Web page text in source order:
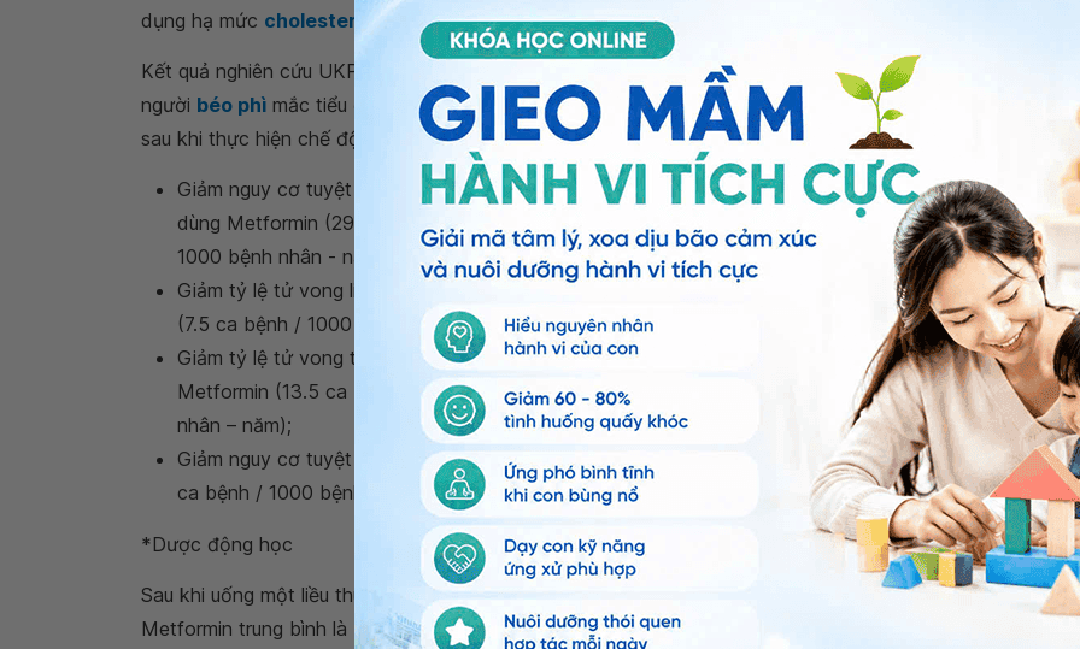
dụng hạ mức cholesterol toàn phần,cholesterol LDLvà
Kết quả nghiên cứu UKPDS đã chứng minh hiệu quả kiểm soát mức đường huyết lâu dài ở những
người béo phì mắc tiểu đường loại 2 được điều trị bởi Metformin phóng thích tức thì (được áp dụng
sau khi thực hiện chế độ ăn kiêng thất bại), cụ thể:
Giảm nguy cơ tuyệt đối mắc các biến chứng do bệnh tiểu đường loại 2: Nhóm bệnh nhân
dùng Metformin (29.8 ca bệnh / 1000 bệnh nhân - năm), nhóm ăn kiêng (43.3 ca bệnh /
1000 bệnh nhân - năm);
Giảm tỷ lệ tử vong liên quan đến bệnh tiểu đường loại 2: Nhóm bệnh nhân dùng Metformin
(7.5 ca bệnh / 1000 bệnh nhân - năm), nhóm ăn kiêng (12.7 ca bệnh /1000 bệnh nhân – năm);
Giảm tỷ lệ tử vong toàn bộ liên quan đến bệnh tiểu đường loại 2: Nhóm bệnh nhân dùng
Metformin (13.5 ca bệnh / 1000 bệnh nhân – năm), nhóm ăn kiêng (20.6 ca bệnh / 1000 bệnh
nhân – năm);
Giảm nguy cơ tuyệt đối biến chứng
nhồi máu cơ tim : Nhóm bệnh nhân dùng Metformin (11
ca bệnh / 1000 bệnh nhân – năm), nhóm ăn kiêng (18 ca bệnh / 1000 bệnh nhân – năm).
*Dược động học
Sau khi uống một liều thuốc Glucophage 750mg
, nồng độ đạt đỉnh trong huyết tương của
Metformin trung bình là 5 giờ, trong vòng từ 4 – 12 giờ, tương đương 1193 ng / mL. Thông qua chỉ